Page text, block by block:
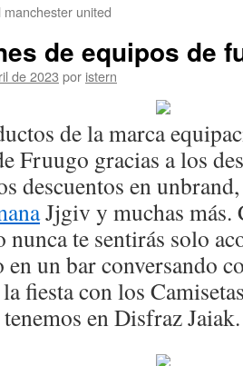
united
de equipos de
de 2023 por istern
de la marca
Fruugo gracias a los
descuentos en
Jjgiv y muchas más.
te sentirás solo
en un bar conversando
fiesta con los
en Disfraz Jaiak.